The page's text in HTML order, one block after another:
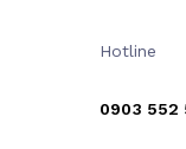
Hotline
0903 552